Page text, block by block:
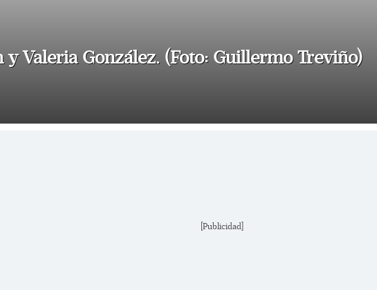
y Valeria González. (Foto: Guillermo Treviño)
[Publicidad]